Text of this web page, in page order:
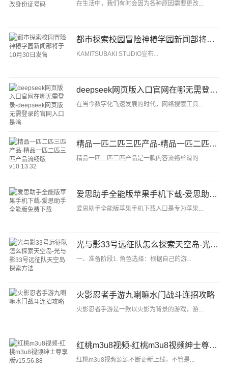
在生活中，我们有时会因为各种原因需要更改...
都市探索校园冒险神椿学园新闻部将于10月30日发售
KAMITSUBAKI STUDIO宣布...
deepseek网页版入口官网在哪无需登录-deepseek网页版无需登录的官网入口是啥
在当今数字化飞速发展的时代，网络搜索工具...
精品一匹二匹三匹产品-精品一匹二匹三匹产品流畅版v10.13.32
精品一匹二匹三匹产品是一款内容流畅丝滑的...
爱思助手全能版苹果手机下载-爱思助手全能版免费下载
爱思助手全能版苹果手机下载入口是专为苹果...
光与影33号远征队怎么探索天空岛-光与影33号远征队天空岛探索方法
一、准备阶段1. 角色选择：根据自己的游...
火影忍者手游九喇嘛水门战斗连招攻略
火影忍者手游是一款以火影为背景的游戏，游...
红桃m3u8视频-红桃m3u8视频绅士尊享版v15.56.88
红桃m3u8视频源源不断更新上线，不管是...